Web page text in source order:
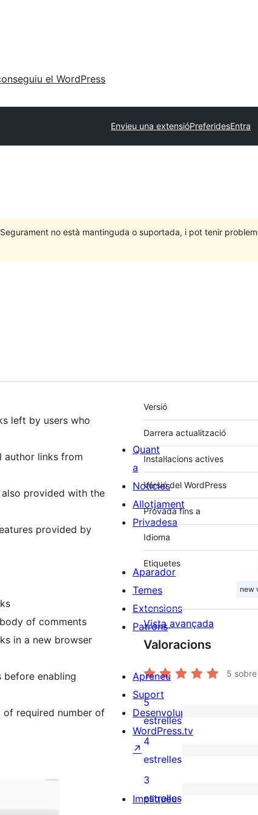
el WordPress
Envieu una extensióPreferidesEntra
no està mantinguda o suportada, i pot tenir
left by users who
features. The full list of features provided by
of comments
in a new browser
enabling
required number of
Meta
Versió
Darrera actualització
Instal·lacions actives
Versió del WordPress
Provada fins a
Idioma
Etiquetes
new
Vista avançada
Valoracions
5
2
valoracions
de
5
estrelles
5
estrelles
0
valoracions
de
4
estrelles
0
3
estrelles
Quant
a
Notícies
Allotjament
Privadesa
Aparador
Temes
Extensions
Patrons
Apreneu
Suport
Desenvolupadors
WordPress.tv
↗
Impliqueu-